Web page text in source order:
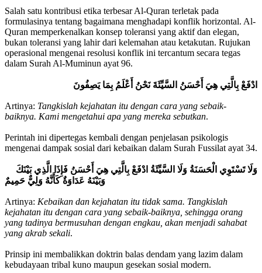
Salah satu kontribusi etika terbesar Al-Quran terletak pada
formulasinya tentang bagaimana menghadapi konflik horizontal. Al-
Quran memperkenalkan konsep toleransi yang aktif dan elegan,
bukan toleransi yang lahir dari kelemahan atau ketakutan. Rujukan
operasional mengenai resolusi konflik ini tercantum secara tegas
dalam Surah Al-Muminun ayat 96.
ادْفَعْ بِالَّتِي هِيَ أَحْسَنُ السَّيِّئَةَ نَحْنُ أَعْلَمُ بِمَا يَصِفُونَ
Artinya: Tangkislah kejahatan itu dengan cara yang sebaik-
baiknya. Kami mengetahui apa yang mereka sebutkan.
Perintah ini dipertegas kembali dengan penjelasan psikologis
mengenai dampak sosial dari kebaikan dalam Surah Fussilat ayat 34.
وَلَا تَسْتَوِي الْحَسَنَةُ وَلَا السَّيِّئَةُ ادْفَعْ بِالَّتِي هِيَ أَحْسَنُ فَإِذَا الَّذِي بَيْنَكَ
وَبَيْنَهُ عَدَاوَةٌ كَأَنَّهُ وَلِيٌّ حَمِيمٌ
Artinya: Kebaikan dan kejahatan itu tidak sama. Tangkislah
kejahatan itu dengan cara yang sebaik-baiknya, sehingga orang
yang tadinya bermusuhan dengan engkau, akan menjadi sahabat
yang akrab sekali.
Prinsip ini membalikkan doktrin balas dendam yang lazim dalam
kebudayaan tribal kuno maupun gesekan sosial modern.